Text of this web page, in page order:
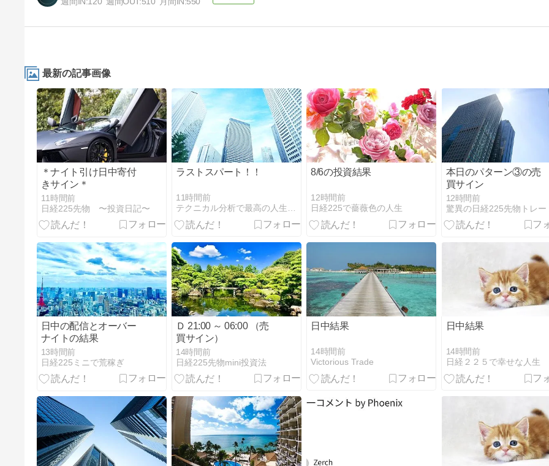
最新の記事画像
＊ナイト引け日中寄付
きサイン＊
11時間前
日経225先物 〜投資日記〜
ラストスパート！！
11時間前
テクニカル分析で最高の人生！by日経225
8/6の投資結果
12時間前
日経225で薔薇色の人生
本日のパターン③の売
買サイン
12時間前
驚異の日経225先物トレー
日中の配信とオーバー
ナイトの結果
13時間前
日経225ミニで荒稼ぎ
Ｄ 21:00 ～ 06:00 （売
買サイン）
14時間前
日経225先物mini投資法
日中結果
14時間前
Victorious Trade
日中結果
14時間前
日経２２５で幸せな人生